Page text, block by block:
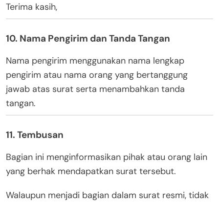
Terima kasih,
10. Nama Pengirim dan Tanda Tangan
Nama pengirim menggunakan nama lengkap
pengirim atau nama orang yang bertanggung
jawab atas surat serta menambahkan tanda
tangan.
11. Tembusan
Bagian ini menginformasikan pihak atau orang lain
yang berhak mendapatkan surat tersebut.
Walaupun menjadi bagian dalam surat resmi, tidak